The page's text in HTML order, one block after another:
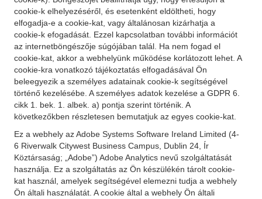
cookie-k elhelyezéséről, és esetenként eldöltheti, hogy
elfogadja-e a cookie-kat, vagy általánosan kizárhatja a
cookie-k efogadását. Ezzel kapcsolatban további információt
az internetböngészője súgójában talál. Ha nem fogad el
cookie-kat, akkor a webhelyünk működése korlátozott lehet. A
cookie-kra vonatkozó tájékoztatás elfogadásával Ön
beleegyezik a személyes adatainak cookie-k segítségével
történő kezelésébe. A személyes adatok kezelése a GDPR 6.
cikk 1. bek. 1. albek. a) pontja szerint történik. A
következőkben részletesen bemutatjuk az egyes cookie-kat.
Ez a webhely az Adobe Systems Software Ireland Limited (4-
6 Riverwalk Citywest Business Campus, Dublin 24, Ír
Köztársaság; „Adobe”) Adobe Analytics nevű szolgáltatását
használja. Ez a szolgáltatás az Ön készülékén tárolt cookie-
kat használ, amelyek segítségével elemezni tudja a webhely
Ön általi használatát. A cookie által a webhely Ön általi